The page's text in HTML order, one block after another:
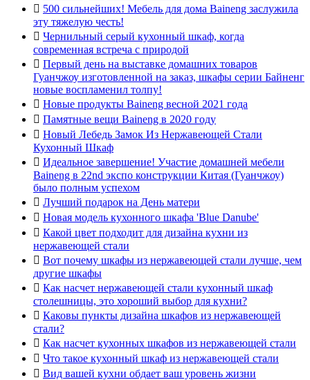
 500 сильнейших! Мебель для дома Baineng заслужила
эту тяжелую честь!
 Чернильный серый кухонный шкаф, когда
современная встреча с природой
 Первый день на выставке домашних товаров
Гуанчжоу изготовленной на заказ, шкафы серии Байненг
новые воспламенил толпу!
 Новые продукты Baineng весной 2021 года
 Памятные вещи Baineng в 2020 году
 Новый Лебедь Замок Из Нержавеющей Стали
Кухонный Шкаф
 Идеальное завершение! Участие домашней мебели
Baineng в 22nd экспо конструкции Китая (Гуанчжоу)
было полным успехом
 Лучший подарок на День матери
 Новая модель кухонного шкафа 'Blue Danube'
 Какой цвет подходит для дизайна кухни из
нержавеющей стали
 Вот почему шкафы из нержавеющей стали лучше, чем
другие шкафы
 Как насчет нержавеющей стали кухонный шкаф
столешницы, это хороший выбор для кухни?
 Каковы пункты дизайна шкафов из нержавеющей
стали?
 Как насчет кухонных шкафов из нержавеющей стали
 Что такое кухонный шкаф из нержавеющей стали
 Вид вашей кухни обдает ваш уровень жизни